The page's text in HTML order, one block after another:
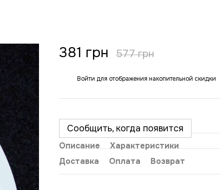
381 грн 577 грн
Войти для отображения накопительной скидки
Сообщить, когда появится
Описание
Характеристики
Доставка
Оплата Возврат